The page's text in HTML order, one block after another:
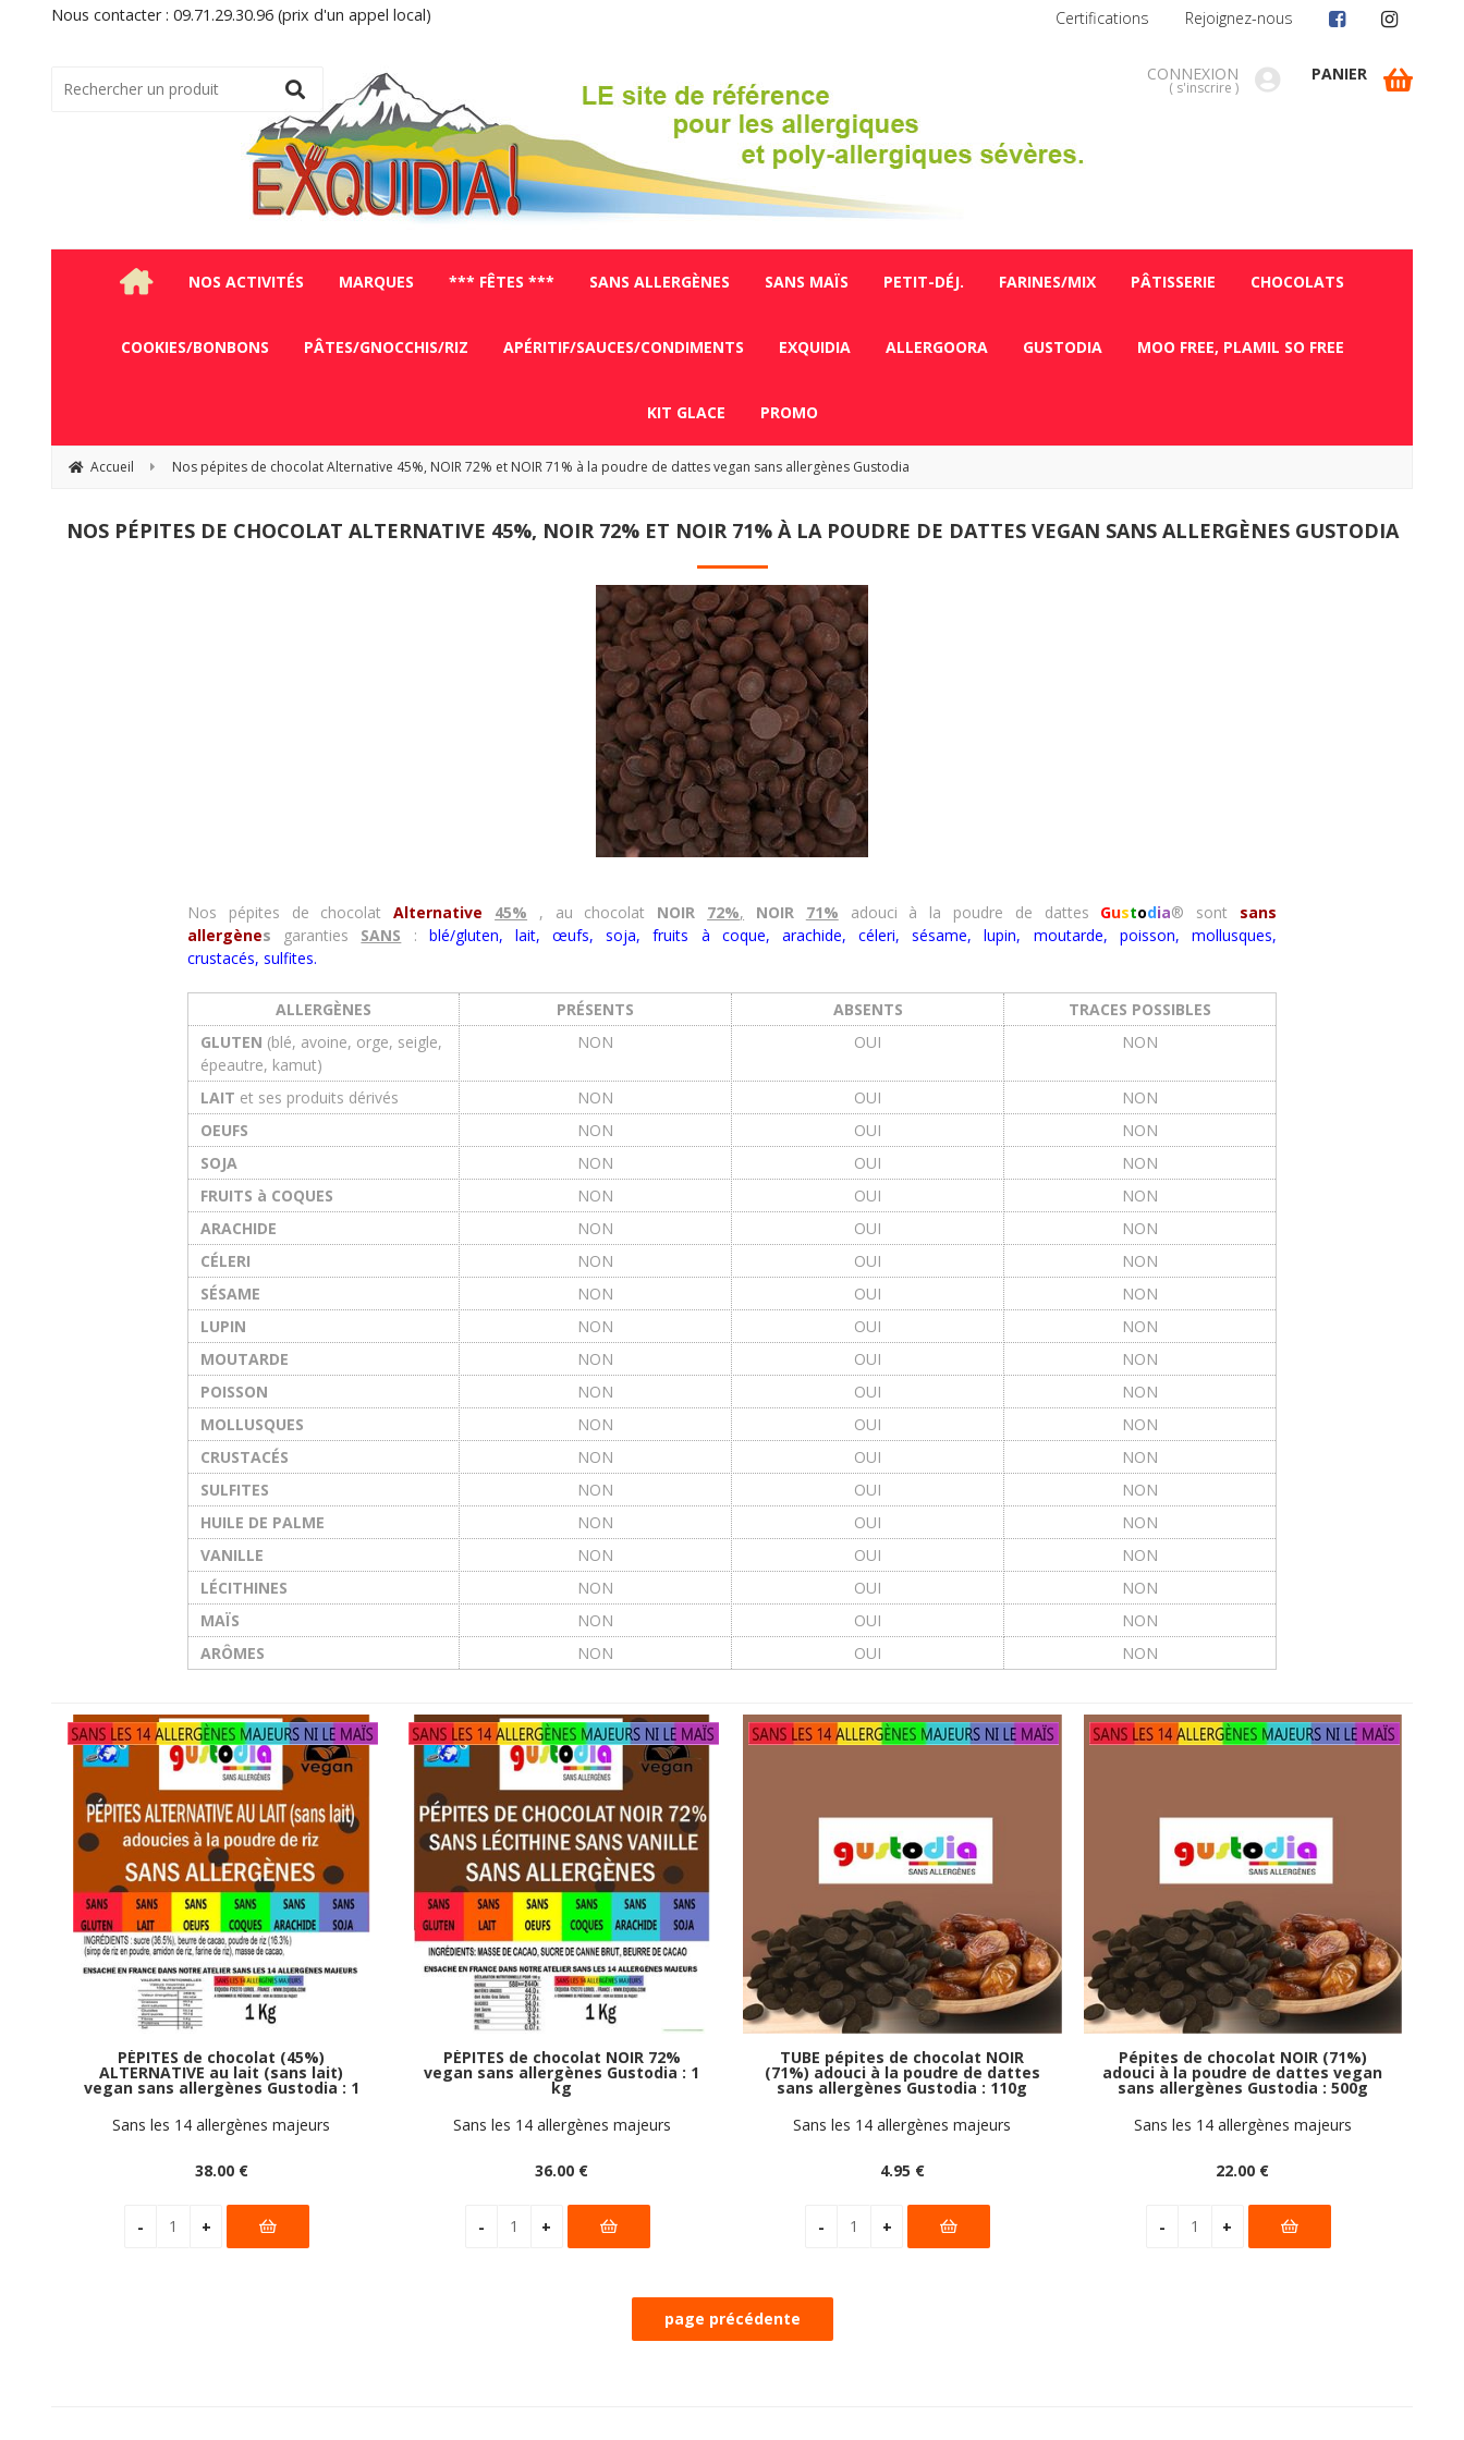
Nous contacter : 09.71.29.30.96 (prix d'un appel local)
CONNEXION
( s'inscrire )
PANIER
NOS ACTIVITÉS MARQUES *** FÊTES *** SANS ALLERGÈNES SANS MAÏS PETIT-DÉJ. FARINES/MIX PÂTISSERIE CHOCOLATS
COOKIES/BONBONS PÂTES/GNOCCHIS/RIZ APÉRITIF/SAUCES/CONDIMENTS EXQUIDIA ALLERGOORA GUSTODIA MOO FREE, PLAMIL SO FREE
KIT GLACE PROMO
Accueil Nos pépites de chocolat Alternative 45%, NOIR 72% et NOIR 71% à la poudre de dattes vegan sans allergènes Gustodia
NOS PÉPITES DE CHOCOLAT ALTERNATIVE 45%, NOIR 72% ET NOIR 71% À LA POUDRE DE DATTES VEGAN SANS ALLERGÈNES GUSTODIA
Nos pépites de chocolatAlternative 45% , au chocolat NOIR 72%, NOIR 71% adouci à la poudre de dattes Gustodia® sont sans
allergènes garanties SANS : blé/gluten, lait, œufs, soja, fruits à coque, arachide, céleri, sésame, lupin, moutarde, poisson, mollusques,
crustacés, sulfites.
ALLERGÈNES PRÉSENTS ABSENTS
TRACES POSSIBLES
GLUTEN (blé, avoine, orge, seigle,
épeautre, kamut)
NON OUI NON
LAIT et ses produits dérivés NON OUI
NON
OEUFS
NON OUI
NON
SOJA
NON OUI
NON
FRUITS à COQUES
NON OUI
NON
ARACHIDE
NON OUI
NON
CÉLERI
NON OUI
NON
SÉSAME
NON OUI
NON
LUPIN
NON OUI
NON
MOUTARDE
NON OUI
NON
POISSON
NON OUI
NON
MOLLUSQUES
NON OUI
NON
CRUSTACÉS
NON OUI
NON
SULFITES
NON OUI
NON
HUILE DE PALME
NON OUI
NON
VANILLE
NON OUI
NON
LÉCITHINES
NON OUI
NON
MAÏS
NON OUI
NON
ARÔMES
NON OUI NON
PÉPITES de chocolat (45%)
ALTERNATIVE au lait (sans lait)
vegan sans allergènes Gustodia : 1
kg
Sans les 14 allergènes majeurs
38.00 €
PÉPITES de chocolat NOIR 72%
vegan sans allergènes Gustodia : 1
kg
Sans les 14 allergènes majeurs
36.00 €
TUBE pépites de chocolat NOIR
(71%) adouci à la poudre de dattes
sans allergènes Gustodia : 110g
Sans les 14 allergènes majeurs
4.95 €
Pépites de chocolat NOIR (71%)
adouci à la poudre de dattes vegan
sans allergènes Gustodia : 500g
Sans les 14 allergènes majeurs
22.00 €
Certifications Rejoignez-nous